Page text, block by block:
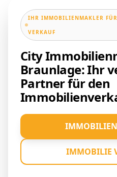
IHR IMMOBILIENMAKLER
VERKAUF
City
Braunlage: Ihr
Partner für den
IMMOBILIEN
IMMOBILIE